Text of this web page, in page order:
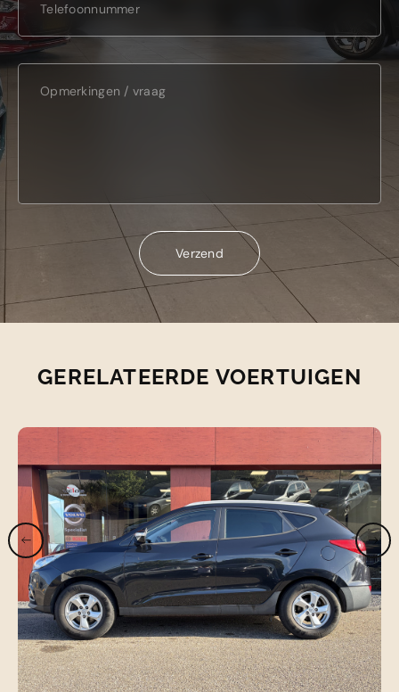
Verzend
Verzend
GERELATEERDE VOERTUIGEN